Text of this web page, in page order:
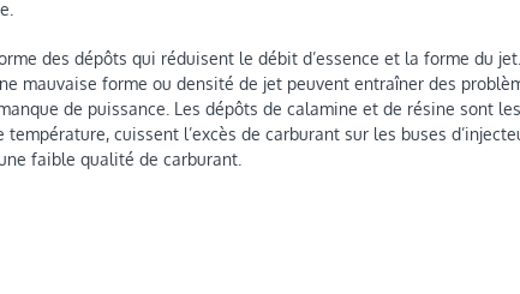
des dépôts qui réduisent le débit d’essence et la forme du
mauvaise forme ou densité de jet peuvent entraîner des
de puissance. Les dépôts de calamine et de résine sont
cuissent l’excès de carburant sur les buses
faible qualité de carburant.